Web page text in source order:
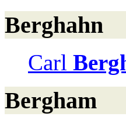
Berghahn
Carl
Bergham